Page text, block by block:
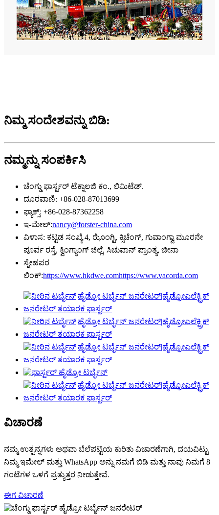
ನಿಮ್ಮ ಸಂದೇಶವನ್ನು ಬಿಡಿ:
ನಮ್ಮನ್ನು ಸಂಪರ್ಕಿಸಿ
ಚೆಂಗ್ಡು ಫಾರ್ಸ್ಟರ್ ಟೆಕ್ನಾಲಜಿ ಕಂ., ಲಿಮಿಟೆಡ್.
ದೂರವಾಣಿ: +86-028-87013699
ಫ್ಯಾಕ್ಸ್: +86-028-87362258
ಇ-ಮೇಲ್:nancy@forster-china.com
ವಿಳಾಸ: ಕಟ್ಟಡ ಸಂಖ್ಯೆ 4, ಝೊಂಗ್ಟಿ, ಕ್ಸಿಚೆಂಗ್, ಗುವಾಂಗ್ವಾ ಮೂರನೇ
ಪೂರ್ವ ರಸ್ತೆ, ಕ್ವಿಂಗ್ಯಾಂಗ್ ಜಿಲ್ಲೆ, ಸಿಚುವಾನ್ ಪ್ರಾಂತ್ಯ, ಚೀನಾ
ಸ್ನೇಹಪರ
ಲಿಂಕ್:https://www.hkdwe.comhttps://www.vacorda.com
ವಿಚಾರಣೆ
ನಮ್ಮ ಉತ್ಪನ್ನಗಳು ಅಥವಾ ಬೆಲೆಪಟ್ಟಿಯ ಕುರಿತು ವಿಚಾರಣೆಗಾಗಿ, ದಯವಿಟ್ಟು
ನಿಮ್ಮ ಇಮೇಲ್ ಮತ್ತು WhatsApp ಅನ್ನು ನಮಗೆ ಬಿಡಿ ಮತ್ತು ನಾವು ನಿಮಗೆ 8
ಗಂಟೆಗಳ ಒಳಗೆ ಪ್ರತ್ಯುತ್ತರ ನೀಡುತ್ತೇವೆ.
ಈಗ ವಿಚಾರಣೆ